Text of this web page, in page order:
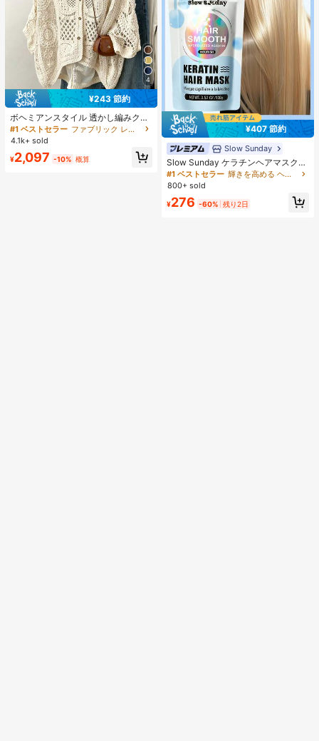
4
¥243 節約
ボヘミアンスタイル 透かし編みクロ
シェ編み Vネック 3/4袖 ルーズ カジ
ュアル アウター 秋 ビーチ 日よけ カ
#1 ベストセラー
ファブリック レディース軽量カーディガン
4.1k+ sold
¥2,097 -10% 概算
¥407 節約
Slow Sunday
Slow Sunday ケラチンヘアマスク、
ケラチン、タンパク質豊富な成分、
強力な保湿、髪の補修と強化、すべ
ーチ、旅行の必需品、夏のヘアケア
#1 ベストセラー
輝きを高める ヘアトリートメント
800+ sold
¥276 -60% 残り2日